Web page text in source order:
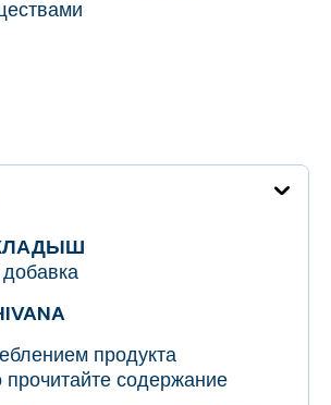
продукта
прочитайте содержание